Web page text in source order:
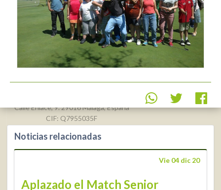
Noticias relacionadas
Vie 04 dic 20
Aplazado el Match Senior
Real Federación Andaluza de
Calle Enlace, 9. 29016 Málaga, España
CIF: Q7955035F
+34 952 225
590